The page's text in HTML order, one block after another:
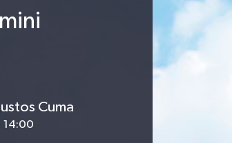
Cuma
14:00